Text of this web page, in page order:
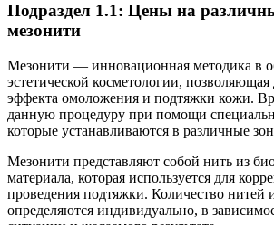
Подраздел 1.1: Цены на
мезонити
Мезонити — инновационная методика в
эстетической косметологии,
эффекта омоложения и подтяжки кожи.
данную процедуру при помощи
которые устанавливаются в различные
Мезонити представляют собой нить из
материала, которая используется для
проведения подтяжки. Количество нитей
определяются индивидуально, в